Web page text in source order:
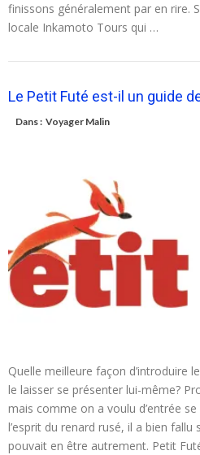
finissons généralement par en rire.
locale Inkamoto Tours qui …
Le Petit Futé est-il un guide
Dans : Voyager Malin
Quelle meilleure façon d’introduire
le laisser se présenter lui-même?
mais comme on a voulu d’entrée
l’esprit du renard rusé, il a bien fallu
pouvait en être autrement. Petit